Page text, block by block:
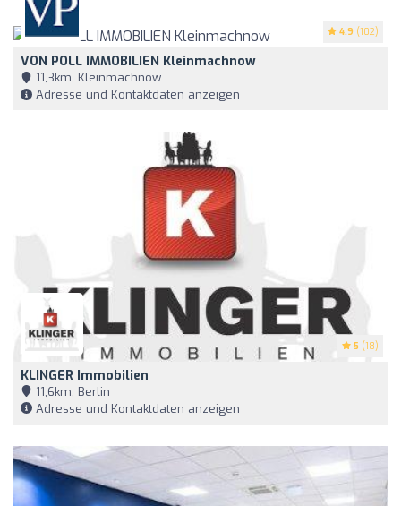
4.9 (102)
VON POLL IMMOBILIEN Kleinmachnow
11,3km, Kleinmachnow
Adresse und Kontaktdaten anzeigen
5 (18)
KLINGER Immobilien
11,6km, Berlin
Adresse und Kontaktdaten anzeigen